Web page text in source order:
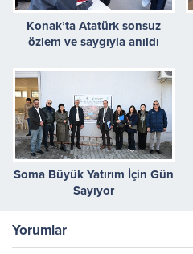
Konak’ta Atatürk sonsuz
özlem ve saygıyla anıldı
Soma Büyük Yatırım İçin Gün
Sayıyor
Yorumlar